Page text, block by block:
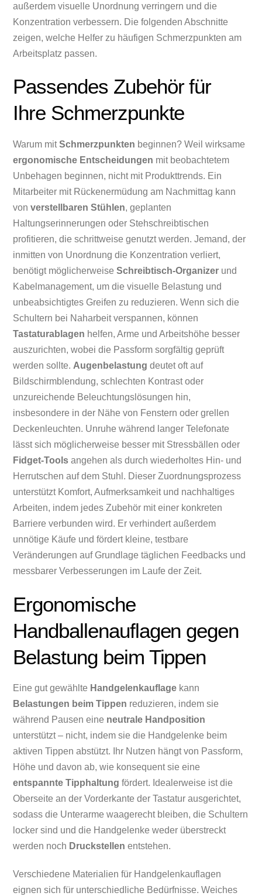
außerdem visuelle Unordnung verringern und die
Konzentration verbessern. Die folgenden Abschnitte
zeigen, welche Helfer zu häufigen Schmerzpunkten am
Arbeitsplatz passen.
Passendes Zubehör für
Ihre Schmerzpunkte
Warum mitSchmerzpunkten beginnen? Weil wirksame
ergonomische Entscheidungen mit beobachtetem
Unbehagen beginnen, nicht mit Produkttrends. Ein
Mitarbeiter mit Rückenermüdung am Nachmittag kann
vonverstellbaren Stühlen, geplanten
Haltungserinnerungen oder Stehschreibtischen
profitieren, die schrittweise genutzt werden. Jemand, der
inmitten von Unordnung die Konzentration verliert,
benötigt möglicherweiseSchreibtisch-Organizer und
Kabelmanagement, um die visuelle Belastung und
unbeabsichtigtes Greifen zu reduzieren. Wenn sich die
Schultern bei Naharbeit verspannen, können
Tastaturablagen helfen, Arme und Arbeitshöhe besser
auszurichten, wobei die Passform sorgfältig geprüft
werden sollte. Augenbelastung deutet oft auf
Bildschirmblendung, schlechten Kontrast oder
unzureichende Beleuchtungslösungen hin,
insbesondere in der Nähe von Fenstern oder grellen
Deckenleuchten. Unruhe während langer Telefonate
lässt sich möglicherweise besser mit Stressbällen oder
Fidget-Tools angehen als durch wiederholtes Hin- und
Herrutschen auf dem Stuhl. Dieser Zuordnungsprozess
unterstützt Komfort, Aufmerksamkeit und nachhaltiges
Arbeiten, indem jedes Zubehör mit einer konkreten
Barriere verbunden wird. Er verhindert außerdem
unnötige Käufe und fördert kleine, testbare
Veränderungen auf Grundlage täglichen Feedbacks und
messbarer Verbesserungen im Laufe der Zeit.
Ergonomische
Handballenauflagen gegen
Belastung beim Tippen
Eine gut gewählte Handgelenkauflage kann
Belastungen beim Tippen reduzieren, indem sie
während Pausen eine neutrale Handposition
unterstützt – nicht, indem sie die Handgelenke beim
aktiven Tippen abstützt. Ihr Nutzen hängt von Passform,
Höhe und davon ab, wie konsequent sie eine
entspannte Tipphaltung fördert. Idealerweise ist die
Oberseite an der Vorderkante der Tastatur ausgerichtet,
sodass die Unterarme waagerecht bleiben, die Schultern
locker sind und die Handgelenke weder überstreckt
werden noch Druckstellen entstehen.
Verschiedene Materialien für Handgelenkauflagen
eignen sich für unterschiedliche Bedürfnisse. Weiches